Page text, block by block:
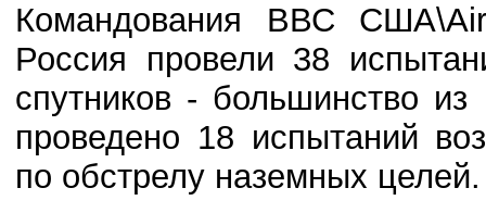
Командования ВВС
Россия провели 38
спутников - большинство
проведено 18 испытаний
по обстрелу наземных